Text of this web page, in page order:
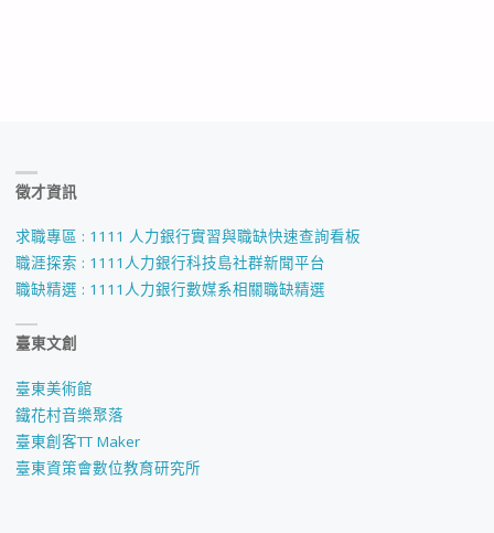
徵才資訊
求職專區 : 1111 人力銀行實習與職缺快速查詢看板
職涯探索 : 1111人力銀行科技島社群新聞平台
職缺精選 : 1111人力銀行數媒系相關職缺精選
臺東文創
臺東美術館
鐵花村音樂聚落
臺東創客TT Maker
臺東資策會數位教育研究所